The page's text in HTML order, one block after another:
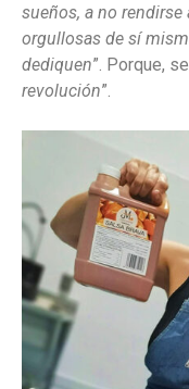
sueños, a no
orgullosas de sí
dediquen”. Porque,
revolución”.